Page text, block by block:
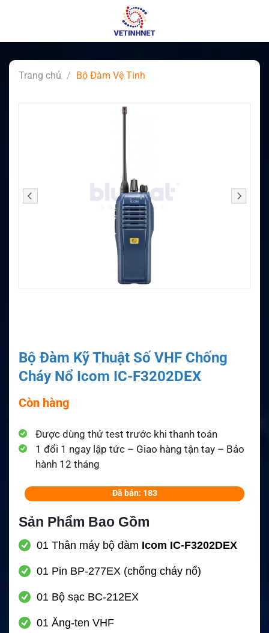
Trang chủ / Bộ Đàm Vệ Tinh
Bộ Đàm Kỹ Thuật Số VHF Chống
Cháy Nổ Icom IC-F3202DEX
Còn hàng
Được dùng thử test trước khi thanh toán
1 đổi 1 ngay lập tức – Giao hàng tận tay – Bảo
hành 12 tháng
Đã bán: 183
Sản Phẩm Bao Gồm
01 Thân máy bộ đàm Icom IC-F3202DEX
01 Pin BP-277EX (chống cháy nổ)
01 Bộ sạc BC-212EX
01 Ăng-ten VHF